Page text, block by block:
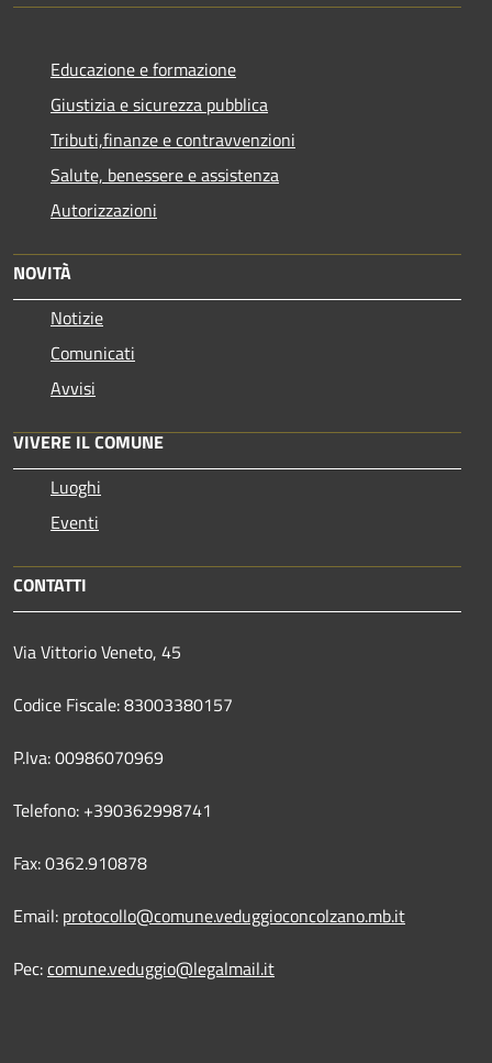
Educazione e formazione
Giustizia e sicurezza pubblica
Tributi,finanze e contravvenzioni
Salute, benessere e assistenza
Autorizzazioni
NOVITÀ
Notizie
Comunicati
Avvisi
VIVERE IL COMUNE
Luoghi
Eventi
CONTATTI
Via Vittorio Veneto, 45
Codice Fiscale: 83003380157
P.Iva: 00986070969
Telefono: +390362998741
Fax: 0362.910878
Email: protocollo@comune.veduggioconcolzano.mb.it
Pec:comune.veduggio@legalmail.it